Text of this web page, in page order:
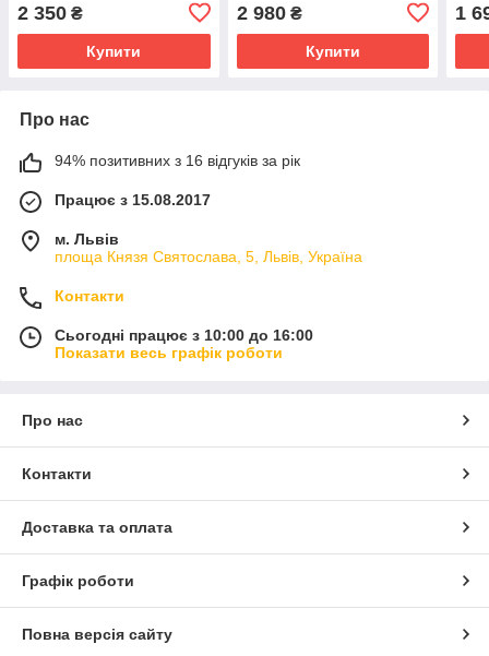
2 350 ₴
Купити
2 980₴
Купити
1
Про нас
94% позитивних з 16 відгуків за рік
Працює з 15.08.2017
м. Львів
площа Князя Святослава, 5, Львів, Україна
Контакти
Сьогодні працює з 10:00 до 16:00
Показати весь графік роботи
Про нас
Контакти
Доставка та оплата
Графік роботи
Повна версія сайту